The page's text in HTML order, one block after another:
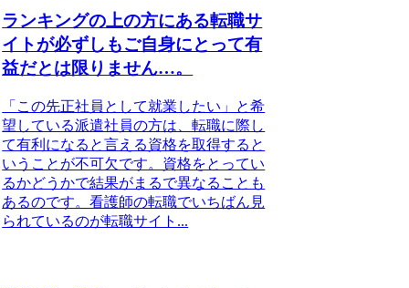
ランキングの上の方にある転職サ
イトが必ずしもご自身にとって有
益だとは限りません…。
「この先正社員として就業したい」と希
望している派遣社員の方は、転職に際し
て有利になると言える資格を取得すると
いうことが不可欠です。資格をとってい
るかどうかで結果がまるで異なることも
あるのです。看護師の転職でいちばん見
られているのが転職サイト...